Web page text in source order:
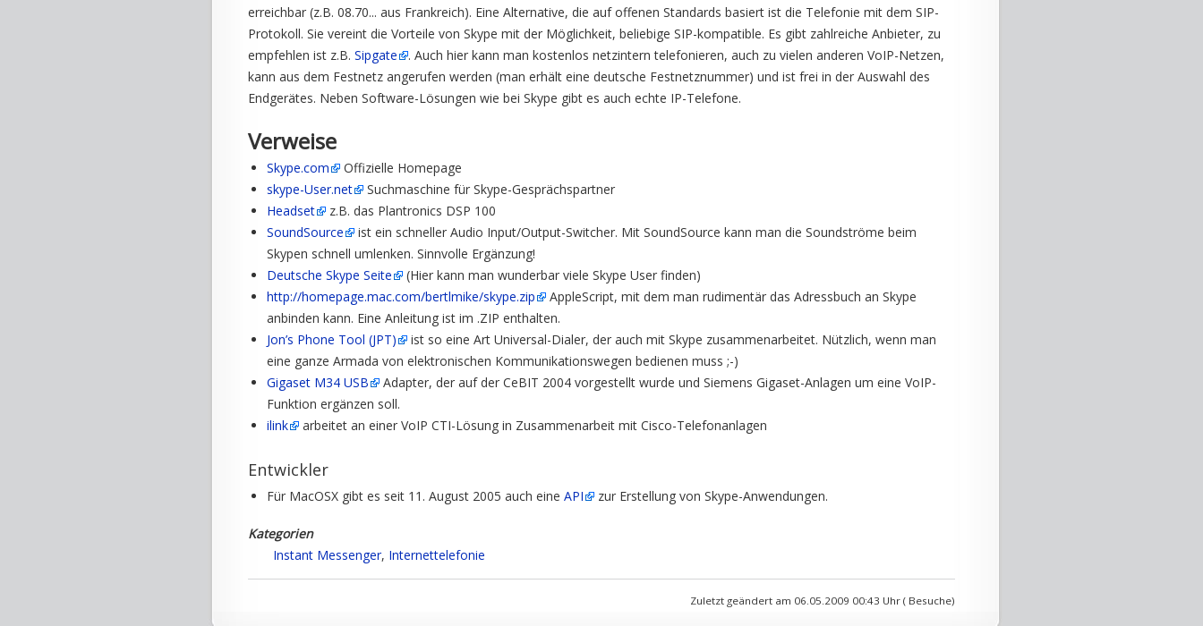
erreichbar (z.B. 08.70... aus Frankreich). Eine Alternative, die auf offenen Standards basiert ist die Telefonie mit dem SIP-
Protokoll. Sie vereint die Vorteile von Skype mit der Möglichkeit, beliebige SIP-kompatible. Es gibt zahlreiche Anbieter, zu
empfehlen ist z.B. Sipgate
. Auch hier kann man kostenlos netzintern telefonieren, auch zu vielen anderen VoIP-Netzen,
kann aus dem Festnetz angerufen werden (man erhält eine deutsche Festnetznummer) und ist frei in der Auswahl des
Endgerätes. Neben Software-Lösungen wie bei Skype gibt es auch echte IP-Telefone.
Verweise
Skype.com
Offizielle Homepage
skype-User.net
Suchmaschine für Skype-Gesprächspartner
Headset
z.B. das Plantronics DSP 100
SoundSource
ist ein schneller Audio Input/Output-Switcher. Mit SoundSource kann man die Soundströme beim
Skypen schnell umlenken. Sinnvolle Ergänzung!
Deutsche Skype Seite
(Hier kann man wunderbar viele Skype User finden)
http://homepage.mac.com/bertlmike/skype.zip
AppleScript, mit dem man rudimentär das Adressbuch an Skype
anbinden kann. Eine Anleitung ist im .ZIP enthalten.
Jon’s Phone Tool (JPT)
ist so eine Art Universal-Dialer, der auch mit Skype zusammenarbeitet. Nützlich, wenn man
eine ganze Armada von elektronischen Kommunikationswegen bedienen muss ;-)
Gigaset M34 USB
Adapter, der auf der CeBIT 2004 vorgestellt wurde und Siemens Gigaset-Anlagen um eine VoIP-
Funktion ergänzen soll.
ilink
arbeitet an einer VoIP CTI-Lösung in Zusammenarbeit mit Cisco-Telefonanlagen
Entwickler
Für MacOSX gibt es seit 11. August 2005 auch eine API zur Erstellung von Skype-Anwendungen.
Kategorien
Instant Messenger, Internettelefonie
Zuletzt geändert am 06.05.2009 00:43 Uhr ( Besuche)